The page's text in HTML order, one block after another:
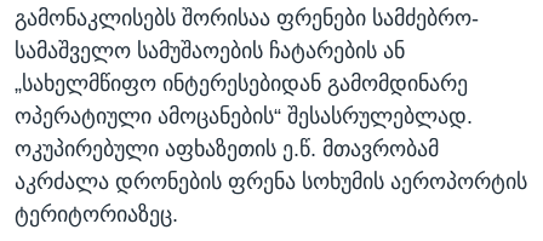
გამონაკლისებს შორისაა ფრენები სამძებრო-
სამაშველო სამუშაოების ჩატარების ან
„სახელმწიფო ინტერესებიდან გამომდინარე
ოპერატიული ამოცანების“ შესასრულებლად.
ოკუპირებული აფხაზეთის ე.წ. მთავრობამ
აკრძალა დრონების ფრენა სოხუმის აეროპორტის
ტერიტორიაზეც.